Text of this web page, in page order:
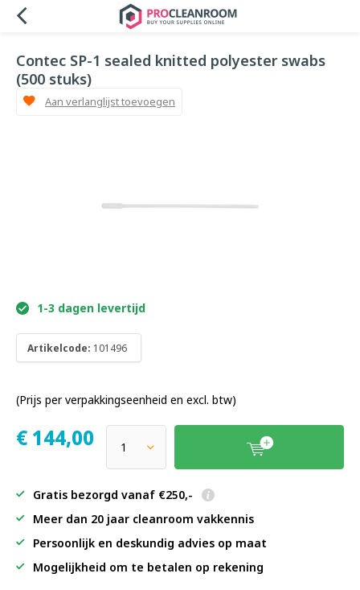
Contec SP-1 sealed knitted polyester swabs
(500 stuks)
Aan verlanglijst toevoegen
1-3 dagen levertijd
Artikelcode: 101496
(Prijs per verpakkingseenheid en excl. btw)
€ 144,00
Gratis bezorgd vanaf €250,-
Meer dan 20 jaar cleanroom vakkennis
Persoonlijk en deskundig advies op maat
Mogelijkheid om te betalen op rekening